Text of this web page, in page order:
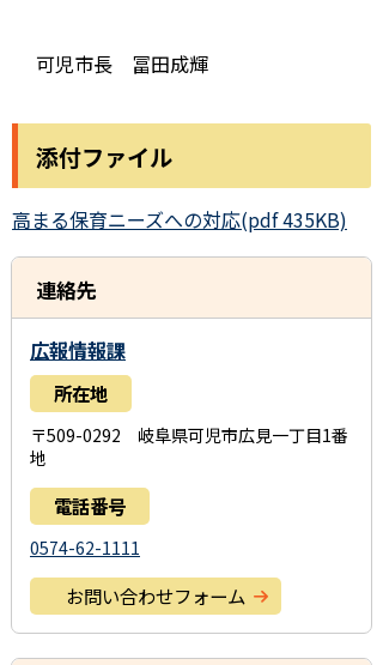
可児市長 冨田成輝
添付ファイル
高まる保育ニーズへの対応(pdf 435KB)
連絡先
広報情報課
所在地
〒509-0292 岐阜県可児市広見一丁目1番
地
電話番号
0574-62-1111
お問い合わせフォーム